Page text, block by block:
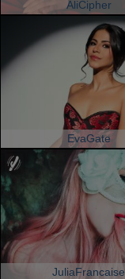
AliCipher
EvaGate
JuliaFrancaise